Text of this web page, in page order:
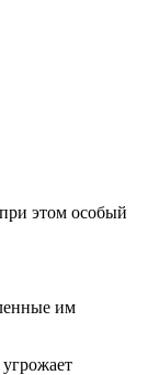
этом особый
им